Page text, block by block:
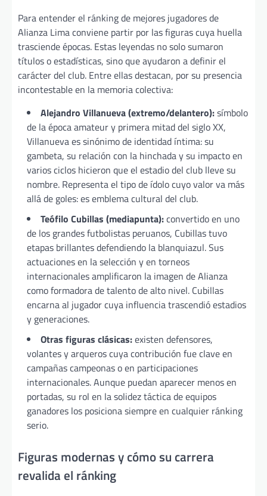
Para entender el ránking de mejores jugadores de
Alianza Lima conviene partir por las figuras cuya huella
trasciende épocas. Estas leyendas no solo sumaron
títulos o estadísticas, sino que ayudaron a definir el
carácter del club. Entre ellas destacan, por su presencia
incontestable en la memoria colectiva:
Alejandro Villanueva (extremo/delantero):símbolo
de la época amateur y primera mitad del siglo XX,
Villanueva es sinónimo de identidad íntima: su
gambeta, su relación con la hinchada y su impacto en
varios ciclos hicieron que el estadio del club lleve su
nombre. Representa el tipo de ídolo cuyo valor va más
allá de goles: es emblema cultural del club.
Teófilo Cubillas (mediapunta):convertido en uno
de los grandes futbolistas peruanos, Cubillas tuvo
etapas brillantes defendiendo la blanquiazul. Sus
actuaciones en la selección y en torneos
internacionales amplificaron la imagen de Alianza
como formadora de talento de alto nivel. Cubillas
encarna al jugador cuya influencia trascendió estadios
y generaciones.
Otras figuras clásicas:existen defensores,
volantes y arqueros cuya contribución fue clave en
campañas campeonas o en participaciones
internacionales. Aunque puedan aparecer menos en
portadas, su rol en la solidez táctica de equipos
ganadores los posiciona siempre en cualquier ránking
serio.
Figuras modernas y cómo su carrera
revalida el ránking